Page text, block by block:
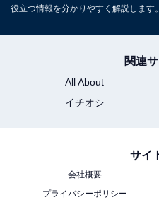
わりました。百貨店に代わ
み絶好調を迎えているので
従来型の百貨店ビジネス
比較的先行きが明るいと見
ップの引責辞任は、業界に
語っています。また同じく
役立つ情報を分かりやすく解説します。
関連
All About
イチオシ
サイ
会社概要
プライバシーポリシー